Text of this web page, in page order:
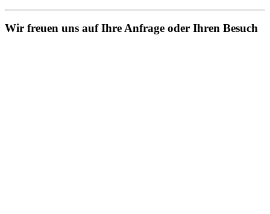
Wir freuen uns auf Ihre Anfrage oder Ihren Besuch